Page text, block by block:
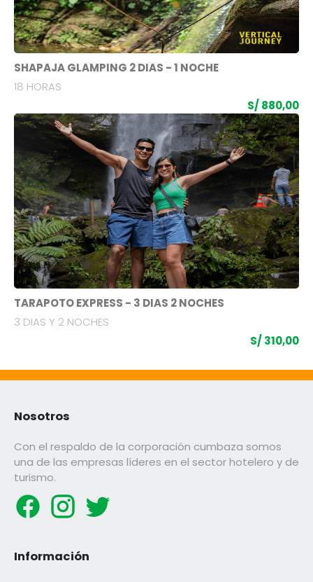
SHAPAJA GLAMPING 2 DIAS - 1 NOCHE
18 HORAS
S/ 880,00
TARAPOTO EXPRESS - 3 DIAS 2 NOCHES
3 DIAS Y 2 NOCHES
S/ 310,00
Nosotros
Con el respaldo de la corporación cumbaza somos
una de las empresas líderes en el sector hotelero y de
turismo.
Información